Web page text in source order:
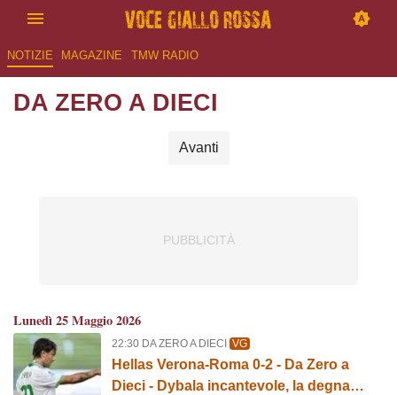
NOTIZIE MAGAZINE TMW RADIO
DA ZERO A DIECI
Avanti
Lunedì 25 Maggio 2026
22:30 DA ZERO A DIECI VG
Hellas Verona-Roma 0-2 - Da Zero a
Dieci - Dybala incantevole, la degna